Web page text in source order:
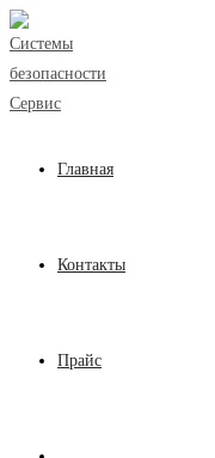
Перейти
к
содержимому
Главная
Контакты
Прайс